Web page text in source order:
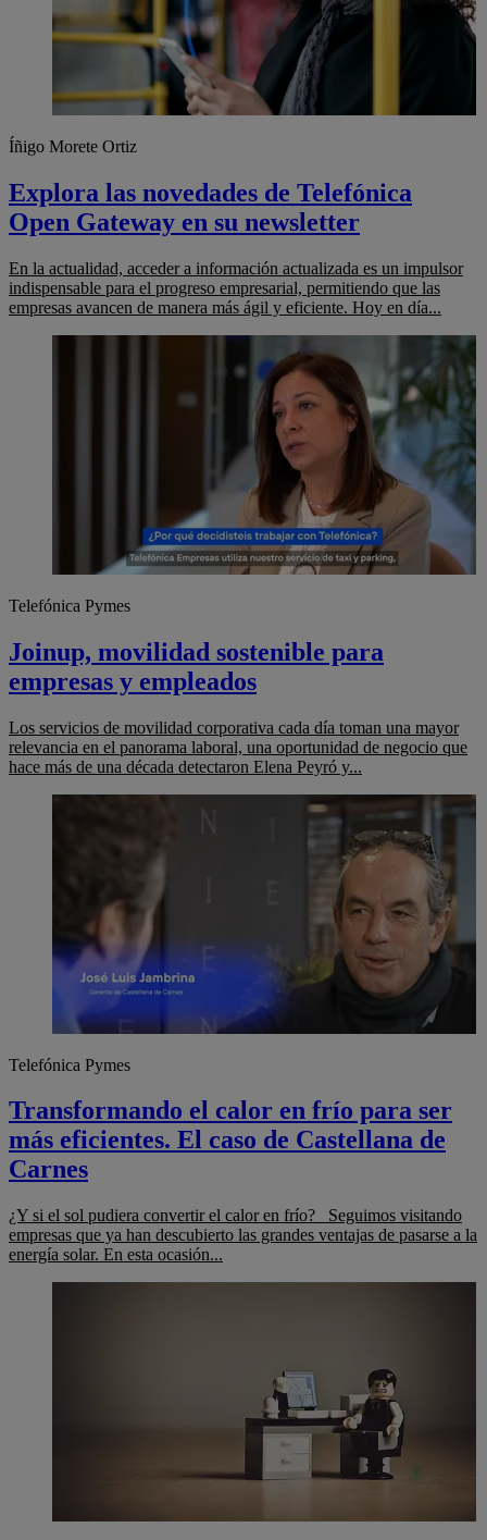
Íñigo Morete Ortiz
Explora las novedades de Telefónica
Open Gateway en su newsletter
En la actualidad, acceder a información actualizada es un impulsor
indispensable para el progreso empresarial, permitiendo que las
empresas avancen de manera más ágil y eficiente. Hoy en día...
Telefónica Pymes
Joinup, movilidad sostenible para
empresas y empleados
Los servicios de movilidad corporativa cada día toman una mayor
relevancia en el panorama laboral, una oportunidad de negocio que
hace más de una década detectaron Elena Peyró y...
Telefónica Pymes
Transformando el calor en frío para ser
más eficientes. El caso de Castellana de
Carnes
¿Y si el sol pudiera convertir el calor en frío? Seguimos visitando
empresas que ya han descubierto las grandes ventajas de pasarse a la
energía solar. En esta ocasión...